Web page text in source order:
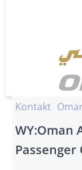
Kontakt
WY:Oman